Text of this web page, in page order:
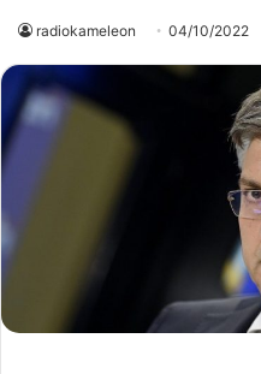
radiokameleon 04/10/2022